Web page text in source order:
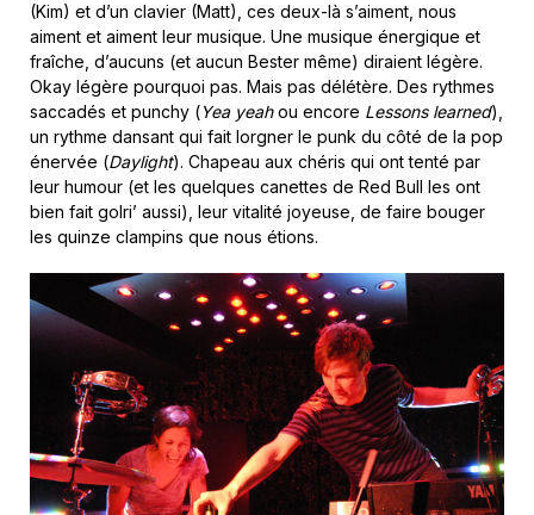
(Kim) et d’un clavier (Matt), ces deux-là s’aiment, nous
aiment et aiment leur musique. Une musique énergique et
fraîche, d’aucuns (et aucun Bester même) diraient légère.
Okay légère pourquoi pas. Mais pas délétère. Des rythmes
saccadés et punchy (Yea yeahou encore Lessons learned),
un rythme dansant qui fait lorgner le punk du côté de la pop
énervée (Daylight). Chapeau aux chéris qui ont tenté par
leur humour (et les quelques canettes de Red Bull les ont
bien fait golri’ aussi), leur vitalité joyeuse, de faire bouger
les quinze clampins que nous étions.